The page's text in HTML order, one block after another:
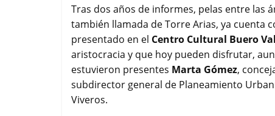
c
e
b
o
o
k
i
t
t
e
r
a
t
s
A
p
p
a
i
l
m
p
a
r
t
i
r
Tras dos años de informes, pelas entre las
también llamada de Torre Arias, ya cuenta
presentado en el Centro Cultural Buero
aristocracia y que hoy pueden disfrutar,
estuvieron presentes Marta Gómez,
subdirector general de Planeamiento
Viveros.